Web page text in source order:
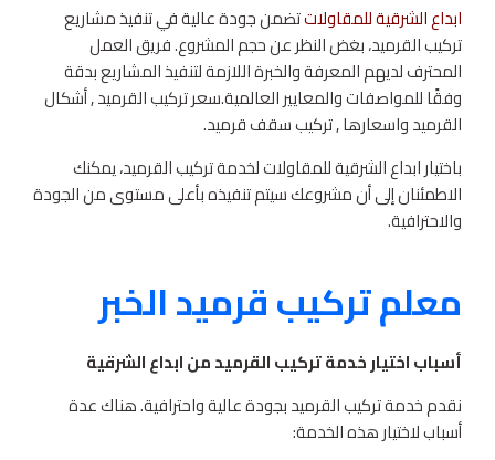
ابداع الشرقية للمقاولاتتضمن جودة عالية في تنفيذ مشاريع
تركيب القرميد، بغض النظر عن حجم المشروع. فريق العمل
المحترف لديهم المعرفة والخبرة اللازمة لتنفيذ المشاريع بدقة
وفقًا للمواصفات والمعايير العالمية.سعر تركيب القرميد , أشكال
القرميد واسعارها , تركيب سقف قرميد.
باختيار ابداع الشرقية للمقاولات لخدمة تركيب القرميد، يمكنك
الاطمئنان إلى أن مشروعك سيتم تنفيذه بأعلى مستوى من الجودة
والاحترافية.
معلم تركيب قرميد الخبر
أسباب اختيار خدمة تركيب القرميد من ابداع الشرقية
نقدم خدمة تركيب القرميد بجودة عالية واحترافية. هناك عدة
أسباب لاختيار هذه الخدمة: